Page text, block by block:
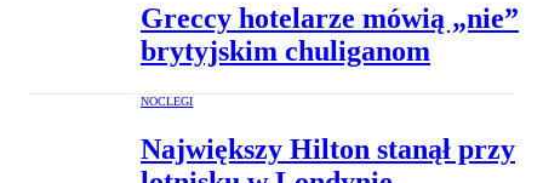
Greccy hotelarze mówią „nie”
brytyjskim chuliganom
NOCLEGI
Największy Hilton stanął przy